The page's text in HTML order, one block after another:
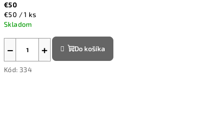
€50
Jednotková
cena:
€50 / 1 ks
Skladom
+
− Do košíka
Kód: 334